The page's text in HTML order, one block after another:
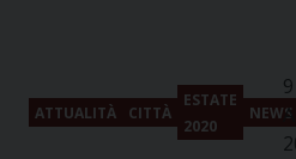
ATTUALITÀ CITTÀ
ESTATE
2020
NEWS
9